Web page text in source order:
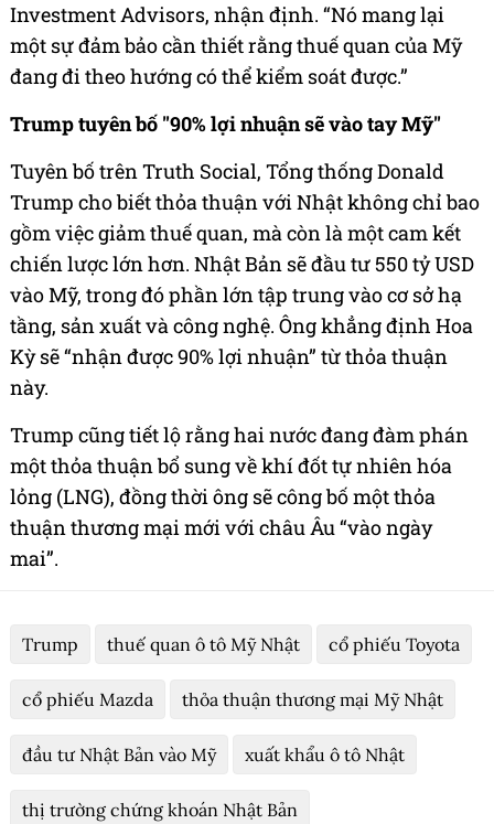
Investment Advisors, nhận định. “Nó mang lại
một sự đảm bảo cần thiết rằng thuế quan của Mỹ
đang đi theo hướng có thể kiểm soát được.”
Trump tuyên bố "90% lợi nhuận sẽ vào tay Mỹ"
Tuyên bố trên Truth Social, Tổng thống Donald
Trump cho biết thỏa thuận với Nhật không chỉ bao
gồm việc giảm thuế quan, mà còn là một cam kết
chiến lược lớn hơn. Nhật Bản sẽ đầu tư 550 tỷ USD
vào Mỹ, trong đó phần lớn tập trung vào cơ sở hạ
tầng, sản xuất và công nghệ. Ông khẳng định Hoa
Kỳ sẽ “nhận được 90% lợi nhuận” từ thỏa thuận
này.
Trump cũng tiết lộ rằng hai nước đang đàm phán
một thỏa thuận bổ sung về khí đốt tự nhiên hóa
lỏng (LNG), đồng thời ông sẽ công bố một thỏa
thuận thương mại mới với châu Âu “vào ngày
mai”.
Trump thuế quan ô tô Mỹ Nhật cổ phiếu Toyota
cổ phiếu Mazda thỏa thuận thương mại Mỹ Nhật
đầu tư Nhật Bản vào Mỹ xuất khẩu ô tô Nhật
thị trường chứng khoán Nhật Bản